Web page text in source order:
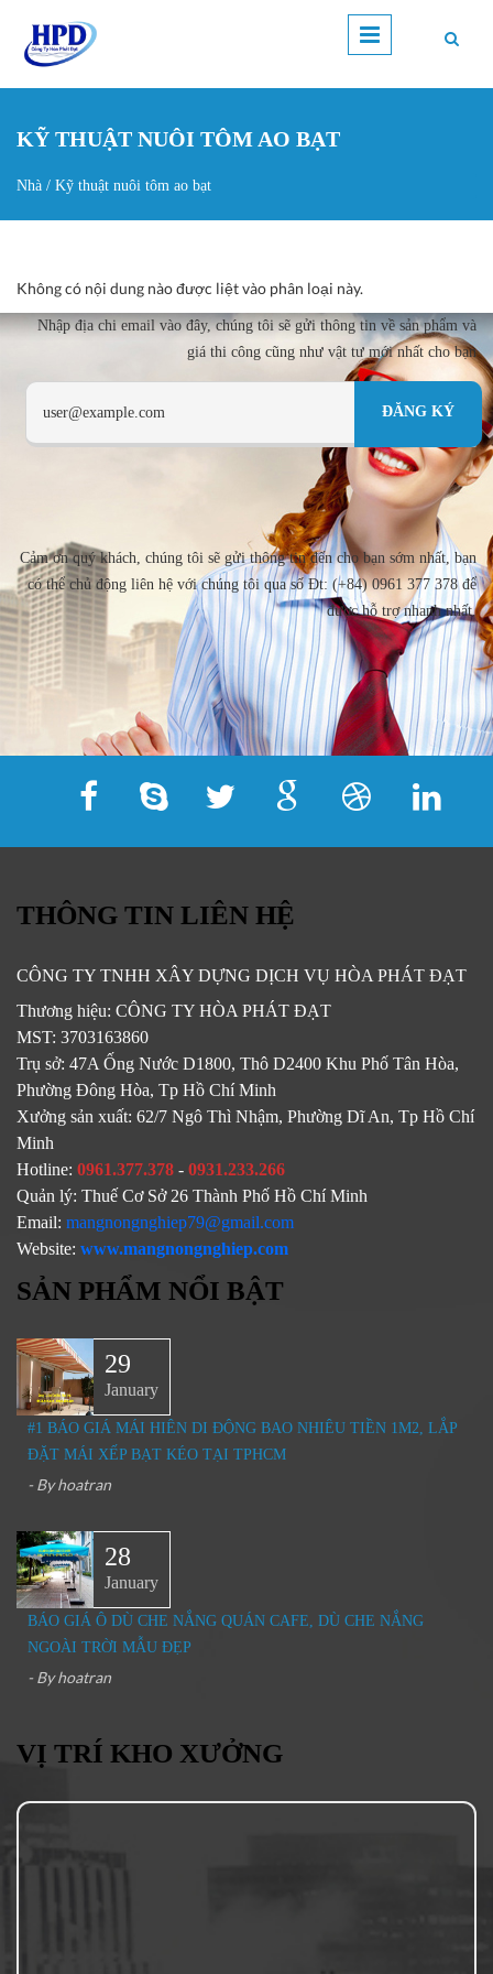
KỸ THUẬT NUÔI TÔM AO BẠT
Nhà / Kỹ thuật nuôi tôm ao bạt
Không có nội dung nào được liệt vào phân loại này.
Nhập địa chi email vào đây, chúng tôi sẽ gửi thông tin về sản phẩm và
giá thi công cũng như vật tư mới nhất cho bạn
Cảm ơn quý khách, chúng tôi sẽ gửi thông tin đến cho bạn sớm nhất, bạn
có thể chủ động liên hệ với chúng tôi qua số Đt: (+84) 0961 377 378 để
được hỗ trợ nhanh nhất.
THÔNG TIN LIÊN HỆ
CÔNG TY TNHH XÂY DỰNG DỊCH VỤ HÒA PHÁT ĐẠT
Thương hiệu: CÔNG TY HÒA PHÁT ĐẠT
MST: 3703163860
Trụ sở: 47A Ống Nước D1800, Thô D2400 Khu Phố Tân Hòa,
Phường Đông Hòa, Tp Hồ Chí Minh
Xưởng sản xuất: 62/7 Ngô Thì Nhậm, Phường Dĩ An, Tp Hồ Chí
Minh
Hotline: 0961.377.378 - 0931.233.266
Quản lý: Thuế Cơ Sở 26 Thành Phố Hồ Chí Minh
Email: mangnongnghiep79@gmail.com
Website: www.mangnongnghiep.com
SẢN PHẨM NỔI BẬT
29
January
#1 BÁO GIÁ MÁI HIÊN DI ĐỘNG BAO NHIÊU TIỀN 1M2, LẮP
ĐẶT MÁI XẾP BẠT KÉO TẠI TPHCM
- Byhoatran
28
January
BÁO GIÁ Ô DÙ CHE NẮNG QUÁN CAFE, DÙ CHE NẮNG
NGOÀI TRỜI MẪU ĐẸP
- Byhoatran
VỊ TRÍ KHO XƯỞNG